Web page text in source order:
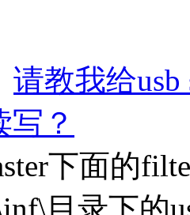
请教我给
写？
下面的
目录下的